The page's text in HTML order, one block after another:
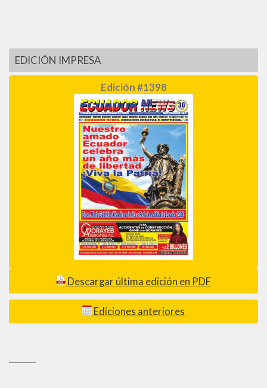
EDICIÓN IMPRESA
Edición #1398
Descargar última edición en PDF
Ediciones anteriores